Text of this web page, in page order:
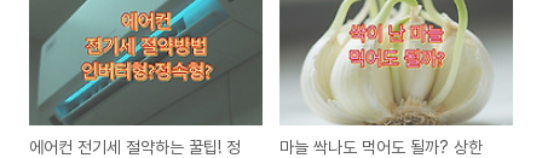
에어컨 전기세 절약하는 꿀팁! 정
마늘 싹나도 먹어도 될까? 상한